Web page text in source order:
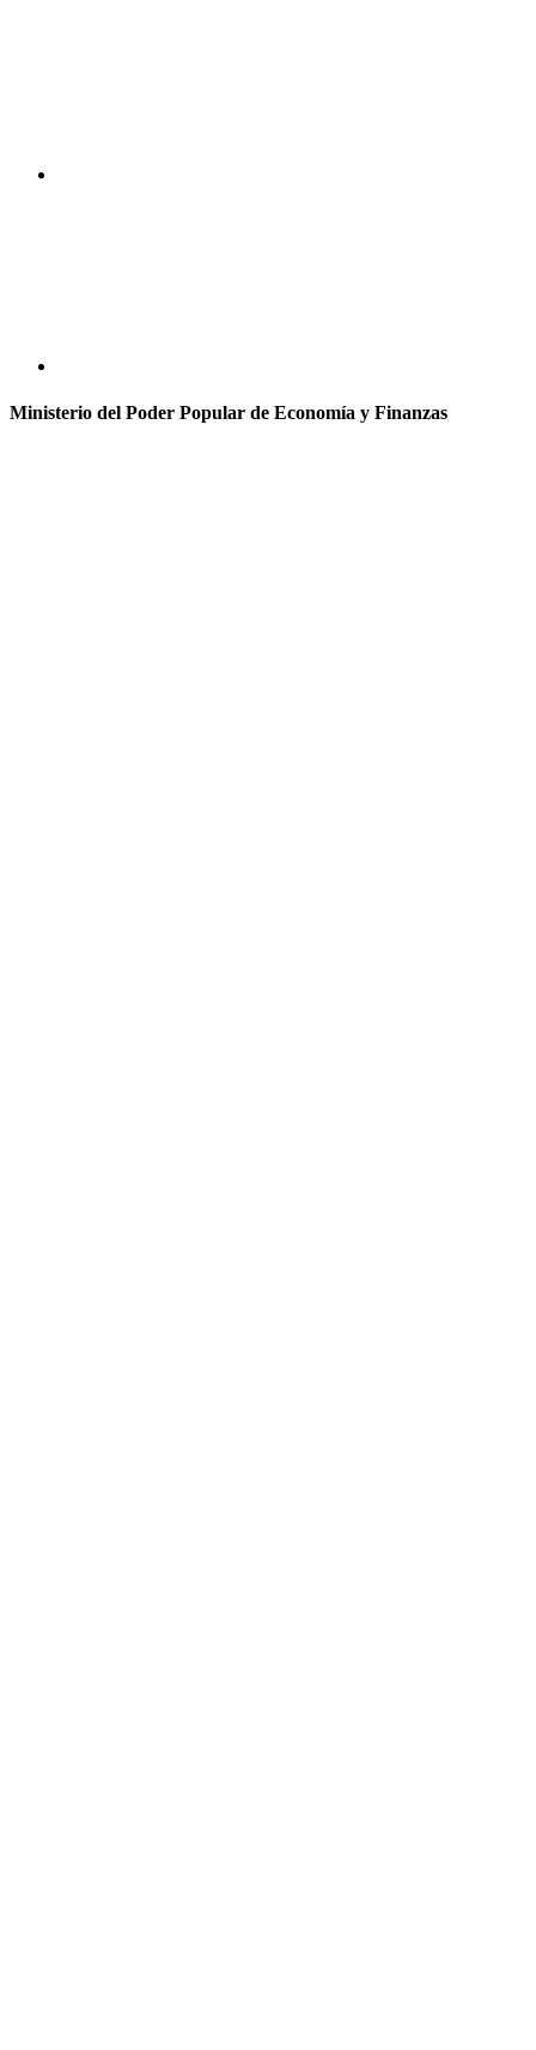
Ministerio del Poder Popular de Economía y Finanzas